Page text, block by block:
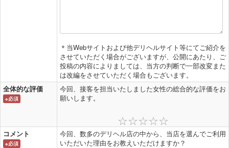
＊当Webサイトおよび他デリヘルサイト等にてご紹介を
させていただく場合がございますが、公開にあたり、ご
投稿の内容によりましては、当方の判断で一部改変また
は改編をさせていただく場合もございます。
全体的な評価
※必須
今回、接客を担当いたしました女性の総合的な評価をお
願いします。
コメント
※必須
今回、数多のデリヘル店の中から、当店を選んでご利用
いただいた理由をお教えいただけますか？